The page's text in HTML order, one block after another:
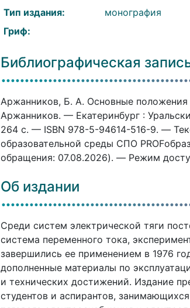
Тип издания:
монография
Гриф:
Библиографическая
Аржанников, Б. А. Основные
Аржанников. — Екатеринбург :
264 c. — ISBN 978-5-94614-516-9. —
образовательной среды СПО
обращения: 07.08.2026). — Режим
Об издании
Среди систем электрической тяги
система переменного тока,
завершились ее применением в 1976
дополненные материалы по
и технических достижений. Издание
студентов и аспирантов,